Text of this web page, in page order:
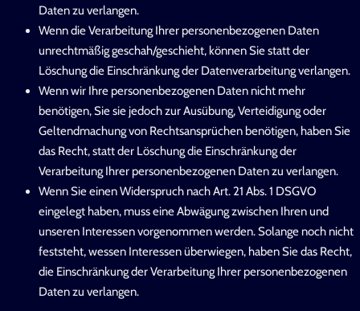
Daten zu verlangen.
Wenn die Verarbeitung Ihrer personenbezogenen Daten
unrechtmäßig geschah/geschieht, können Sie statt der
Löschung die Einschränkung der Datenverarbeitung verlangen.
Wenn wir Ihre personenbezogenen Daten nicht mehr
benötigen, Sie sie jedoch zur Ausübung, Verteidigung oder
Geltendmachung von Rechtsansprüchen benötigen, haben Sie
das Recht, statt der Löschung die Einschränkung der
Verarbeitung Ihrer personenbezogenen Daten zu verlangen.
Wenn Sie einen Widerspruch nach Art. 21 Abs. 1 DSGVO
eingelegt haben, muss eine Abwägung zwischen Ihren und
unseren Interessen vorgenommen werden. Solange noch nicht
feststeht, wessen Interessen überwiegen, haben Sie das Recht,
die Einschränkung der Verarbeitung Ihrer personenbezogenen
Daten zu verlangen.